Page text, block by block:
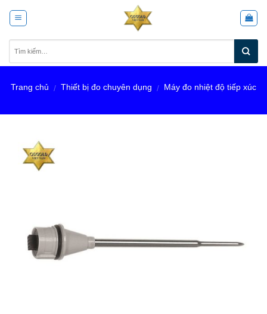
Trang chủ / Thiết bị đo chuyên dụng / Máy đo nhiệt độ tiếp xúc